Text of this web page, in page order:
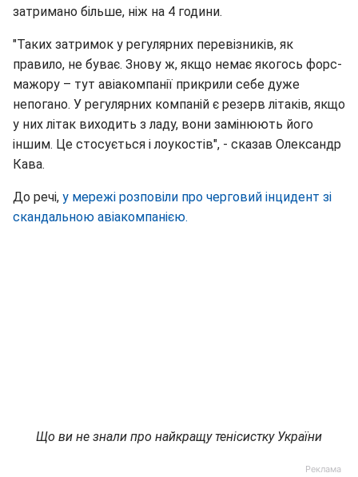
затримано більше, ніж на 4 години.
"Таких затримок у регулярних перевізників, як
правило, не буває. Знову ж, якщо немає якогось форс-
мажору – тут авіакомпанії прикрили себе дуже
непогано. У регулярних компаній є резерв літаків, якщо
у них літак виходить з ладу, вони замінюють його
іншим. Це стосується і лоукостів", - сказав Олександр
Кава.
До речі, у мережі розповіли про черговий інцидент зі
скандальною авіакомпанією.
Що ви не знали про найкращу тенісистку України